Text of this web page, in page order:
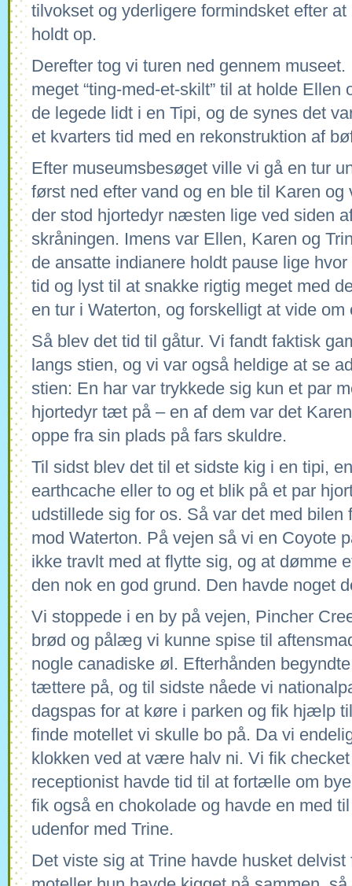
tilvokset og yderligere formindsket efter
holdt op.
Derefter tog vi turen ned gennem
meget “ting-med-et-skilt” til at holde Ellen
de legede lidt i en Tipi, og de synes det
et kvarters tid med en rekonstruktion af
Efter museumsbesøget ville vi gå en tur
først ned efter vand og en ble til Karen og
der stod hjortedyr næsten lige ved siden
skråningen. Imens var Ellen, Karen og
de ansatte indianere holdt pause lige
tid og lyst til at snakke rigtig meget med
en tur i Waterton, og forskelligt at vide
Så blev det tid til gåtur. Vi fandt faktisk
langs stien, og vi var også heldige at se
stien: En har var trykkede sig kun et par
hjortedyr tæt på – en af dem var det
oppe fra sin plads på fars skuldre.
Til sidst blev det til et sidste kig i en tipi,
earthcache eller to og et blik på et par
udstillede sig for os. Så var det med
mod Waterton. På vejen så vi en Coyote
ikke travlt med at flytte sig, og at dømme
den nok en god grund. Den havde noget
Vi stoppede i en by på vejen, Pincher
brød og pålæg vi kunne spise til
nogle canadiske øl. Efterhånden
tættere på, og til sidste nåede vi
dagspas for at køre i parken og fik hjælp
finde motellet vi skulle bo på. Da vi
klokken ved at være halv ni. Vi fik
receptionist havde tid til at fortælle om
fik også en chokolade og havde en med
udenfor med Trine.
Det viste sig at Trine havde husket